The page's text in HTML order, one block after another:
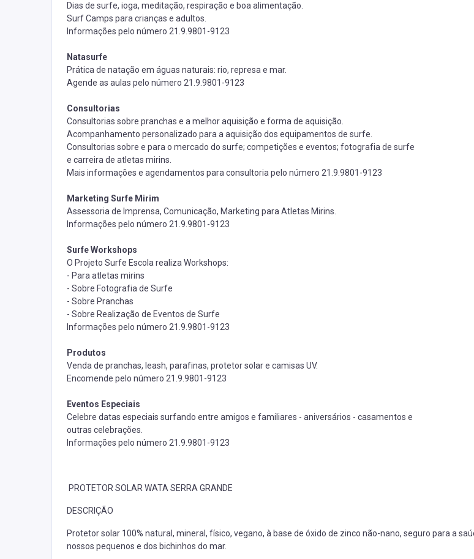
Dias de surfe, ioga, meditação, respiração e boa alimentação.
Surf Camps para crianças e adultos.
Informações pelo número 21.9.9801-9123
Natasurfe
Prática de natação em águas naturais: rio, represa e mar.
Agende as aulas pelo número 21.9.9801-9123
Consultorias
Consultorias sobre pranchas e a melhor aquisição e forma de aquisição.
Acompanhamento personalizado para a aquisição dos equipamentos de surfe.
Consultorias sobre e para o mercado do surfe; competições e eventos; fotografia de surfe
e carreira de atletas mirins.
Mais informações e agendamentos para consultoria pelo número 21.9.9801-9123
Marketing Surfe Mirim
Assessoria de Imprensa, Comunicação, Marketing para Atletas Mirins.
Informações pelo número 21.9.9801-9123
Surfe Workshops
O Projeto Surfe Escola realiza Workshops:
- Para atletas mirins
- Sobre Fotografia de Surfe
- Sobre Pranchas
- Sobre Realização de Eventos de Surfe
Informações pelo número 21.9.9801-9123
Produtos
Venda de pranchas, leash, parafinas, protetor solar e camisas UV.
Encomende pelo número 21.9.9801-9123
Eventos Especiais
Celebre datas especiais surfando entre amigos e familiares - aniversários - casamentos e
outras celebrações.
Informações pelo número 21.9.9801-9123
PROTETOR SOLAR WATA SERRA GRANDE
DESCRIÇÃO
Protetor solar 100% natural, mineral, físico, vegano, à base de óxido de zinco não-nano, seguro para a
nossos pequenos e dos bichinhos do mar.